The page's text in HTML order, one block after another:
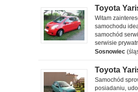
Toyota Yaris II
2008 1 l
Toyota
Witam
samochodu
samochód
serwisie
Sosnowiec
Toyota Yaris
2000 1 l
Toyota
Samochód
posiadaniu,